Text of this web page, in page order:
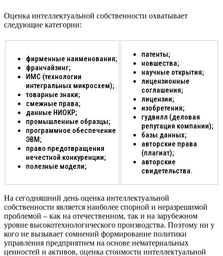
Оценка интеллектуальной собственности охватывает
следующие категории:
фирменные наименования;
франчайзинг;
ИМС (технологии
интегральных микросхем);
товарные знаки;
смежные права;
данные НИОКР;
промышленные образцы;
программное обеспечение
ЭВМ;
право предотвращения
нечестной конкуренции;
полезные модели;
патенты;
новшества;
научные открытия;
лицензионные
соглашения;
лицензии;
изобретения;
гудвилл (деловая
репутация компании);
базы данных;
авторские права
(плагиат);
авторские
свидетельства.
На сегодняшний день оценка интеллектуальной
собственности является наиболее спорной и неразрешимой
проблемой – как на отечественном, так и на зарубежном
уровне высокотехнологического производства. Поэтому ни у
кого не вызывает сомнений формирование политики
управления предприятием на основе нематериальных
ценностей и активов, оценка стоимости интеллектуальной